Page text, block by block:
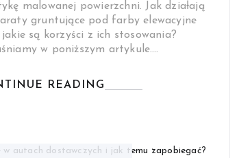
malowanej powierzchni. Jak działają
gruntujące pod farby elewacyjne
są korzyści z ich stosowania?
w poniższym artykule.…
READING